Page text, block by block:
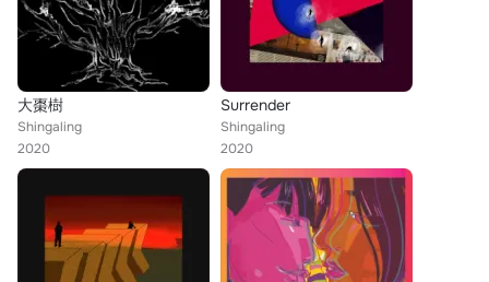
大棗樹
Shingaling
2020
Surrender
Shingaling
2020